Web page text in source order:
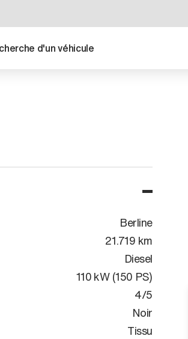
d'un véhicule
Berline
21.719 km
Diesel
110 kW (150 PS)
4/5
Noir
Tissu